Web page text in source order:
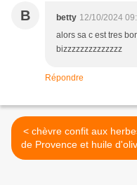
B betty 12/10/2024
alors sa c est tres
bizzzzzzzzzzzzzz
Répondre
< chèvre confit aux herbes
de Provence et huile